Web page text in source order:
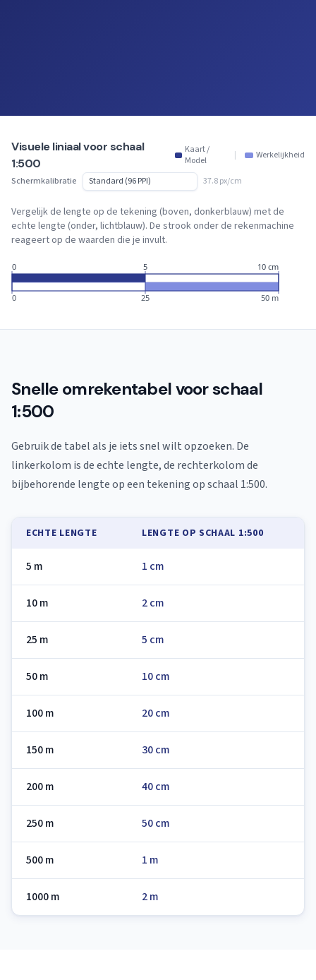
Visuele liniaal voor schaal
1:500
Kaart /
Model
| Werkelijkheid
Schermkalibratie 37.8 px/cm
Vergelijk de lengte op de tekening (boven, donkerblauw) met de
echte lengte (onder, lichtblauw). De strook onder de rekenmachine
reageert op de waarden die je invult.
0
0
5
25
10 cm
50 m
Snelle omrekentabel voor schaal
1:500
Gebruik de tabel als je iets snel wilt opzoeken. De
linkerkolom is de echte lengte, de rechterkolom de
bijbehorende lengte op een tekening op schaal 1:500.
ECHTE LENGTE LENGTE OP SCHAAL 1:500
5 m 1 cm
10 m 2 cm
25 m 5 cm
50 m 10 cm
100 m 20 cm
150 m 30 cm
200 m 40 cm
250 m 50 cm
500 m 1 m
1000 m 2 m